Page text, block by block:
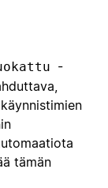
-
tämän